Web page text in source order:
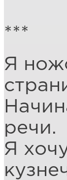
***
Я
речи.
Я